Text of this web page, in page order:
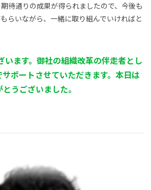
待通りの成果が得られましたので、今後も
らいながら、一緒に取り組んでいければと
ます。御社の組織改革の伴走者とし
ポートさせていただきます。本日は
うございました。